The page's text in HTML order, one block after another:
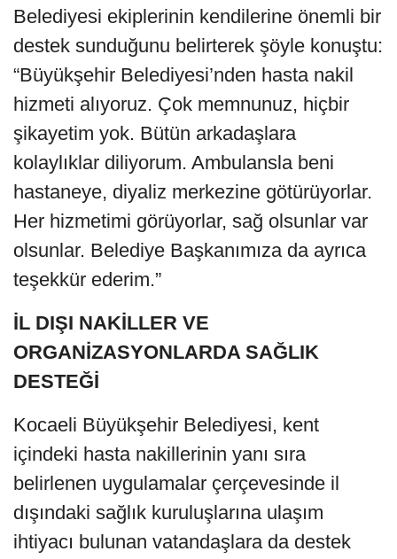
Belediyesi ekiplerinin kendilerine önemli bir
destek sunduğunu belirterek şöyle konuştu:
“Büyükşehir Belediyesi’nden hasta nakil
hizmeti alıyoruz. Çok memnunuz, hiçbir
şikayetim yok. Bütün arkadaşlara
kolaylıklar diliyorum. Ambulansla beni
hastaneye, diyaliz merkezine götürüyorlar.
Her hizmetimi görüyorlar, sağ olsunlar var
olsunlar. Belediye Başkanımıza da ayrıca
teşekkür ederim.”
İL DIŞI NAKİLLER VE
ORGANİZASYONLARDA SAĞLIK
DESTEĞİ
Kocaeli Büyükşehir Belediyesi, kent
içindeki hasta nakillerinin yanı sıra
belirlenen uygulamalar çerçevesinde il
dışındaki sağlık kuruluşlarına ulaşım
ihtiyacı bulunan vatandaşlara da destek